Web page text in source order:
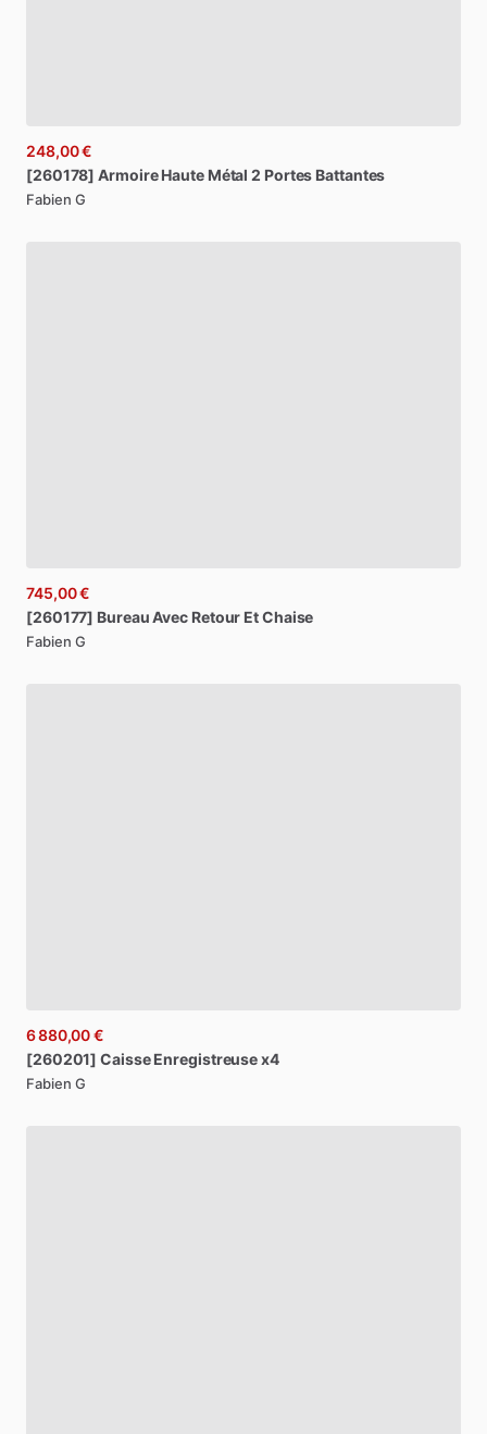
248,00 €
[260178] Armoire Haute Métal 2 Portes Battantes
Fabien G
745,00 €
[260177] Bureau Avec Retour EtChaise
Fabien G
6 880,00 €
[260201] Caisse Enregistreusex4
Fabien G